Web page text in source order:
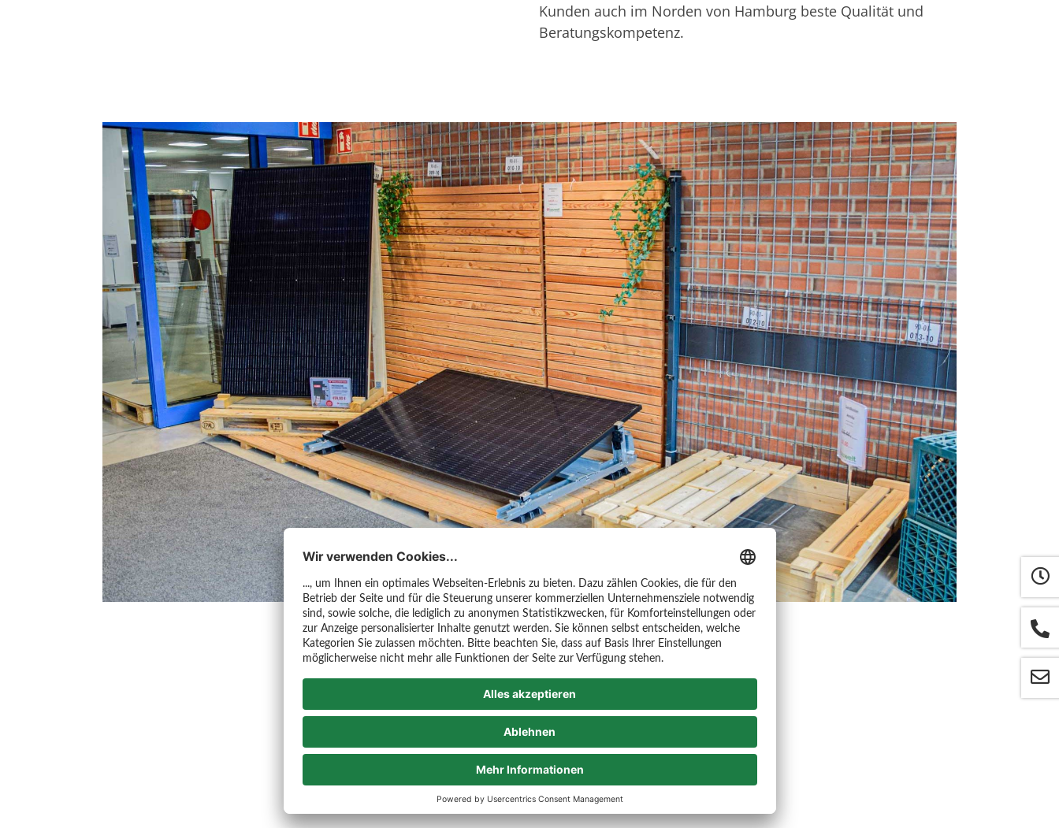
Kunden auch im Norden von Hamburg beste Qualität und
Beratungskompetenz.